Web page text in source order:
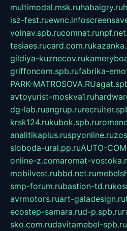
multimodal.msk.ruhabaigry.ru
isz-fest.ruewnc.info
volnav.spb.rucomnat.ru
tesiaes.rucard.com.ru
gildiya-kuznecov.ru
griffoncom.spb.rufabrika-
PARK-MATROSOVA.RU
avtoyurist-moskva1.ru
dg-lab.ruangrup.ru
krsk124.rukubok.spb.ru
analitikaplus.ruspyonline.ru
sloboda-ural.pp.ruAUTO-
online-z.comaromat-
mobilvest.rubbd.net.ru
smp-forum.rubastion-td.ru
avrmotors.ruart-galadesign.ru
ecostep-samara.rud-p.spb.ru
sko.com.rudavitamebel-spb.ru